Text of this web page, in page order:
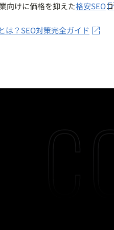
向けに価格を抑えた格安SEO
は？SEO対策完全ガイド